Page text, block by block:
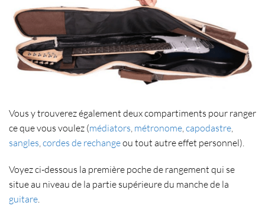
Vous y trouverez également deux compartiments pour ranger
ce que vous voulez (médiators métronome capodastre
sangles cordes de rechangeou tout autre effet personnel).
Voyez ci-dessous la première poche de rangement qui se
situe au niveau de la partie supérieure du manche de la
guitare.